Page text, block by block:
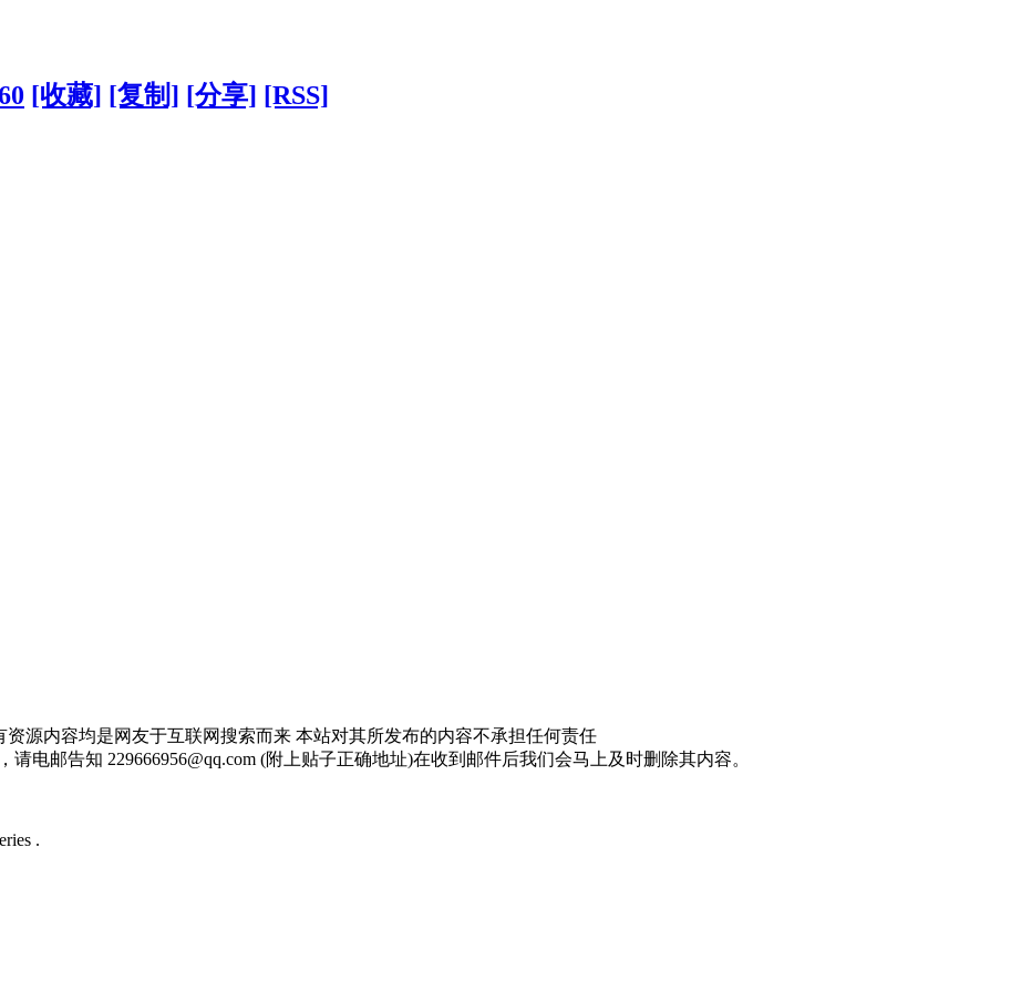
[收藏] [复制] [分享] [RSS]
资源内容均是网友于互联网搜索而来 本站对其所发布的内容不承担任何责任
电邮告知 229666956@qq.com (附上贴子正确地址)在收到邮件后我们会马上及时删除其内容。
.